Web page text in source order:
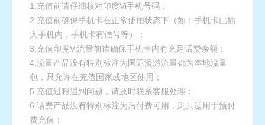
1.充值前请仔细核对印度Vi手机号码；
2.充值前确保手机卡在正常使用状态下（如：手机卡已插
入手机内，手机卡有信号等）；
3.充值印度Vi流量前请确保手机卡内有充足话费余额；
4.流量产品没有特别标注为国际漫游流量都为本地流量
包，只允许在充值国家或地区使用；
5.充值过程遇到问题，请及时联系客服处理；
6.话费产品没有特别标注为后付费可用，则只适用于预付
费充值；